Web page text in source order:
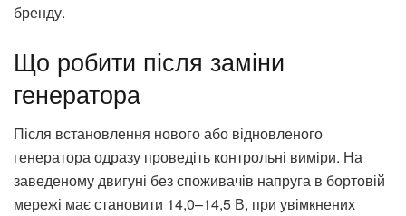
бренду.
Що робити після заміни
генератора
Після встановлення нового або відновленого
генератора одразу проведіть контрольні виміри. На
заведеному двигуні без споживачів напруга в бортовій
мережі має становити 14,0–14,5 В, при увімкнених